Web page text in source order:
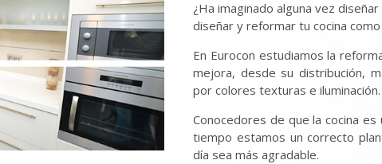
¿Ha imaginado alguna vez
diseñar y reformar tu cocina
En Eurocon estudiamos la
mejora, desde su distribución,
por colores texturas e iluminación.
Conocedores de que la cocina
tiempo estamos un correcto
día sea más agradable.